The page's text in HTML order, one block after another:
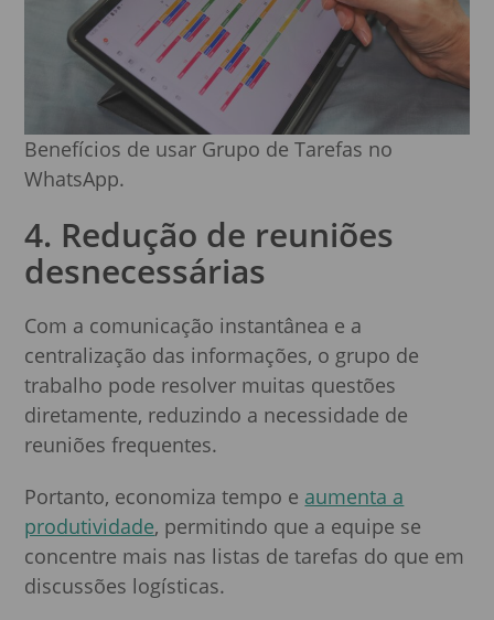
Benefícios de usar Grupo de Tarefas no
WhatsApp.
4. Redução de reuniões
desnecessárias
Com a comunicação instantânea e a
centralização das informações, o grupo de
trabalho pode resolver muitas questões
diretamente, reduzindo a necessidade de
reuniões frequentes.
Portanto, economiza tempo e aumenta a
produtividade, permitindo que a equipe se
concentre mais nas listas de tarefas do que em
discussões logísticas.